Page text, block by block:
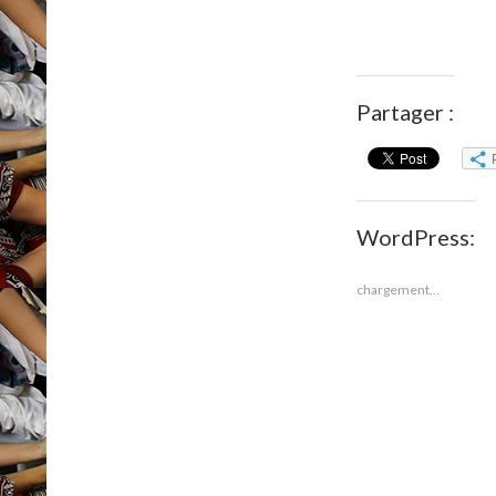
Partager :
WordPress:
chargement…